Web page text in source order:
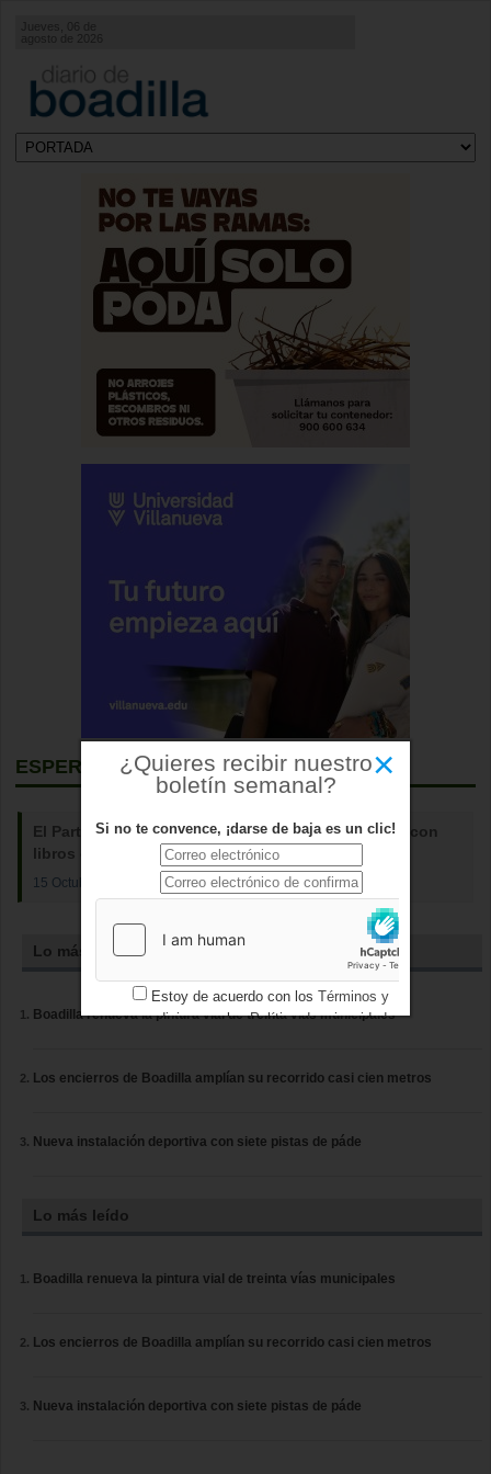
agosto de 2026
ESPERANZA AGUIRRE
El Partido Popular de Boadilla abre una biblioteca con
libros conservadores y clásicos
15 Octubre 2024
Lo más leído
Boadilla renueva la pintura vial de treinta vías municipales
Los encierros de Boadilla amplían su recorrido casi cien metros
Nueva instalación deportiva con siete pistas de páde
Lo más leído
Boadilla renueva la pintura vial de treinta vías municipales
Los encierros de Boadilla amplían su recorrido casi cien metros
Nueva instalación deportiva con siete pistas de páde
×
¿Quieres recibir nuestro
boletín semanal?
Si no te convence, ¡darse de baja es un clic!
Estoy de acuerdo con los Términos y
condicionesy losPolítica de privacidad